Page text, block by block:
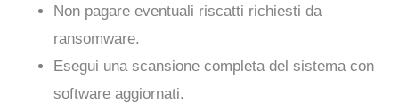
Non pagare eventuali riscatti richiesti da
ransomware.
Esegui una scansione completa del sistema con
software aggiornati.